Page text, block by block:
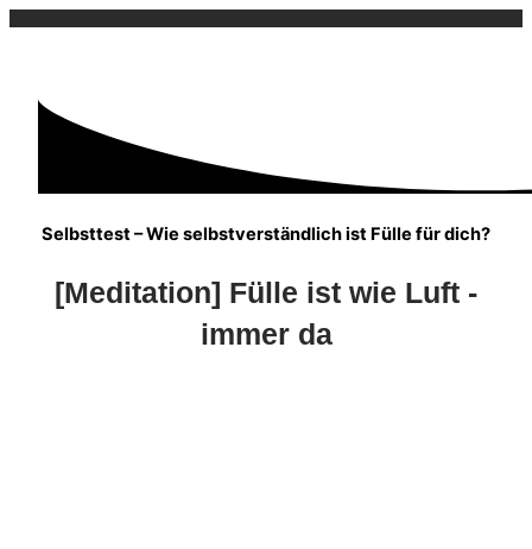
Selbsttest – Wie selbstverständlich ist Fülle für dich?
[Meditation] Fülle ist wie Luft -
immer da